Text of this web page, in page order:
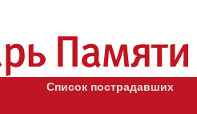
Список пострадавших